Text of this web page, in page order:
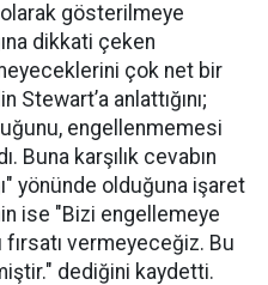
olarak gösterilmeye
dikkati çeken
çok net bir
anlattığını;
engellenmemesi
Buna karşılık cevabın
yönünde olduğuna işaret
ise "Bizi engellemeye
fırsatı vermeyeceğiz. Bu
dediğini kaydetti.